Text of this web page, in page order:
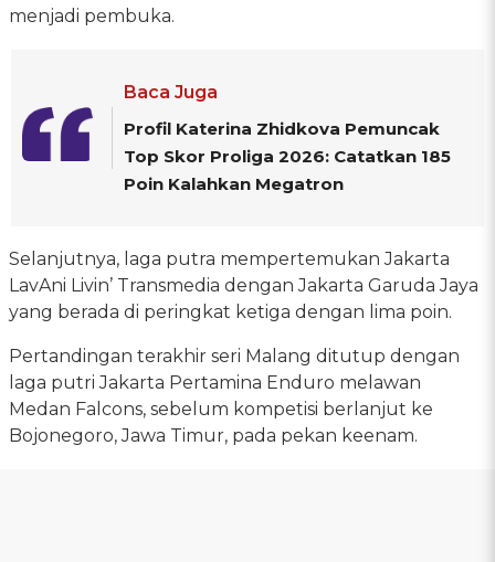
menjadi pembuka.
Baca Juga
Profil Katerina Zhidkova Pemuncak
Top Skor Proliga 2026: Catatkan 185
Poin Kalahkan Megatron
Selanjutnya, laga putra mempertemukan Jakarta
LavAni Livin’ Transmedia dengan Jakarta Garuda Jaya
yang berada di peringkat ketiga dengan lima poin.
Pertandingan terakhir seri Malang ditutup dengan
laga putri Jakarta Pertamina Enduro melawan
Medan Falcons, sebelum kompetisi berlanjut ke
Bojonegoro, Jawa Timur, pada pekan keenam.